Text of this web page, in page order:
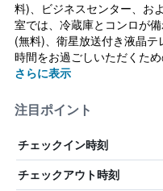
料)、ビジネスセンター、お
室では、冷蔵庫とコンロが
(無料)、衛星放送付き液晶
時間をお過ごしいただくた
さらに表示
注目ポイント
チェックイン時刻
チェックアウト時刻